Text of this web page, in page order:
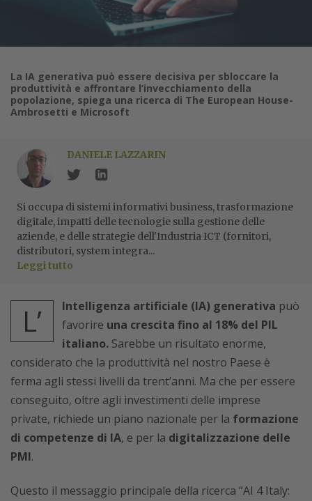
La IA generativa può essere decisiva per sbloccare la
produttività e affrontare l’invecchiamento della
popolazione, spiega una ricerca di The European House-
Ambrosetti e Microsoft
DANIELE LAZZARIN
Si occupa di sistemi informativi business, trasformazione
digitale, impatti delle tecnologie sulla gestione delle
aziende, e delle strategie dell'Industria ICT (fornitori,
distributori, system integra...
Leggi tutto
L’ Intelligenza artificiale (IA) generativa può
favorire una crescita fino al 18% del PIL
italiano. Sarebbe un risultato enorme,
considerato che la produttività nel nostro Paese è
ferma agli stessi livelli da trent’anni. Ma che per essere
conseguito, oltre agli investimenti delle imprese
private, richiede un piano nazionale per la formazione
di competenze di IA, e per la digitalizzazione delle
PMI.
Questo il messaggio principale della ricerca “AI 4 Italy: